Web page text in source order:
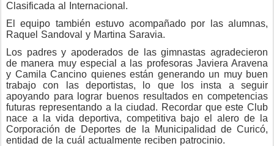
Clasificada al Internacional.
El equipo también estuvo acompañado por las alumnas,
Raquel Sandoval y Martina Saravia.
Los padres y apoderados de las gimnastas agradecieron
de manera muy especial a las profesoras Javiera Aravena
y Camila Cancino quienes están generando un muy buen
trabajo con las deportistas, lo que los insta a seguir
apoyando para lograr buenos resultados en competencias
futuras representando a la ciudad. Recordar que este Club
nace a la vida deportiva, competitiva bajo el alero de la
Corporación de Deportes de la Municipalidad de Curicó,
entidad de la cuál actualmente reciben patrocinio.